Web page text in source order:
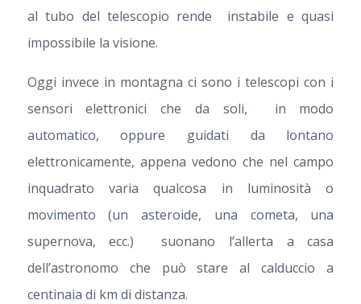
al tubo del telescopio rende instabile e quasi
impossibile la visione.
Oggi invece in montagna ci sono i telescopi con i
sensori elettronici che da soli, in modo
automatico, oppure guidati da lontano
elettronicamente, appena vedono che nel campo
inquadrato varia qualcosa in luminosità o
movimento (un asteroide, una cometa, una
supernova, ecc.) suonano l’allerta a casa
dell’astronomo che può stare al calduccio a
centinaia di km di distanza.